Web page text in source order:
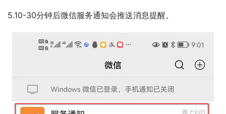
5.10-30分钟后微信服务通知会推送消息提醒。